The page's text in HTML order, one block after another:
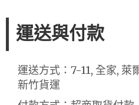
運送與付款
運送方式：7-11, 全家, 萊
新竹貨運